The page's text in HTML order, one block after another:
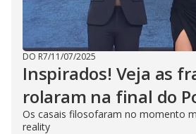
DO R7/11/07/2025
Inspirados! Veja as
rolaram na final do
Os casais filosofaram no momento
reality